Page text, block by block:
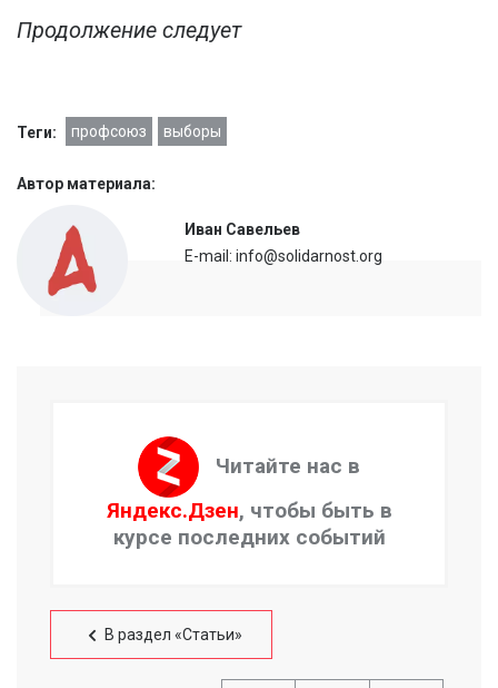
Продолжение следует
Теги: профсоюз выборы
Автор материала:
Иван Савельев
E-mail: info@solidarnost.org
Читайте нас в
Яндекс.Дзен, чтобы быть в
курсе последних событий
В раздел «Статьи»